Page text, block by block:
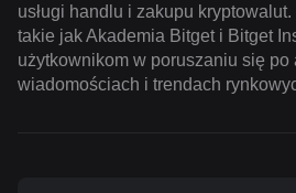
usługi handlu i zakupu
takie jak Akademia Bitget i Bitget
użytkownikom w poruszaniu się po
wiadomościach i trendach